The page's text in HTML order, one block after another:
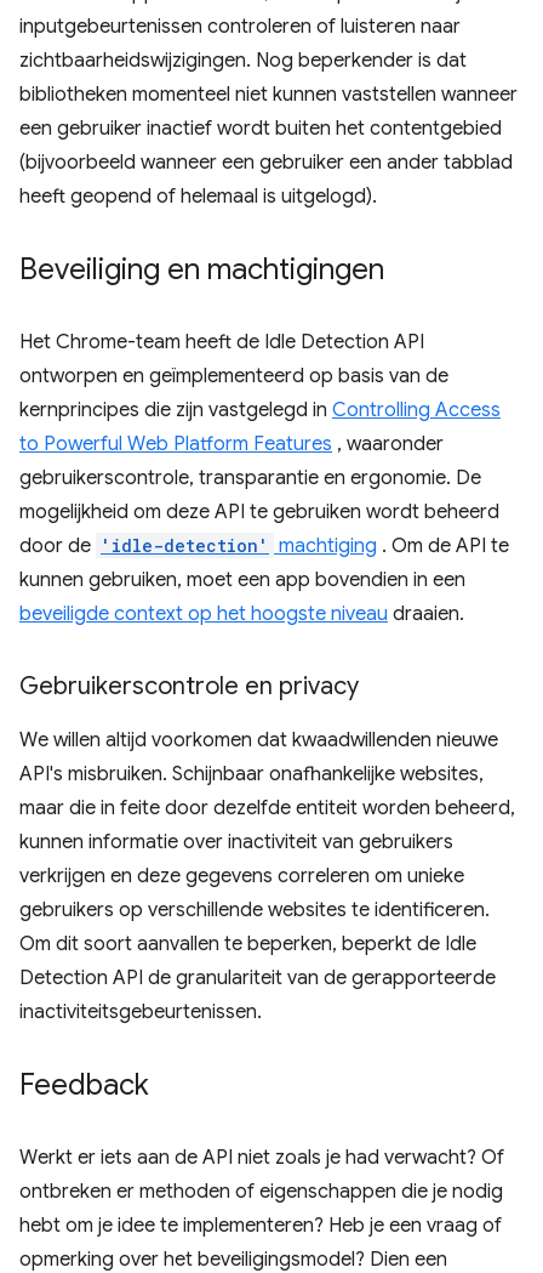
inputgebeurtenissen controleren of luisteren naar
zichtbaarheidswijzigingen. Nog beperkender is dat
bibliotheken momenteel niet kunnen vaststellen wanneer
een gebruiker inactief wordt buiten het contentgebied
(bijvoorbeeld wanneer een gebruiker een ander tabblad
heeft geopend of helemaal is uitgelogd).
Beveiliging en machtigingen
Het Chrome-team heeft de Idle Detection API
ontworpen en geïmplementeerd op basis van de
kernprincipes die zijn vastgelegd in Controlling Access
to Powerful Web Platform Features , waaronder
gebruikerscontrole, transparantie en ergonomie. De
mogelijkheid om deze API te gebruiken wordt beheerd
door de 'idle-detection' machtiging . Om de API te
kunnen gebruiken, moet een app bovendien in een
beveiligde context op het hoogste niveau draaien.
Gebruikerscontrole en privacy
We willen altijd voorkomen dat kwaadwillenden nieuwe
API's misbruiken. Schijnbaar onafhankelijke websites,
maar die in feite door dezelfde entiteit worden beheerd,
kunnen informatie over inactiviteit van gebruikers
verkrijgen en deze gegevens correleren om unieke
gebruikers op verschillende websites te identificeren.
Om dit soort aanvallen te beperken, beperkt de Idle
Detection API de granulariteit van de gerapporteerde
inactiviteitsgebeurtenissen.
Feedback
Werkt er iets aan de API niet zoals je had verwacht? Of
ontbreken er methoden of eigenschappen die je nodig
hebt om je idee te implementeren? Heb je een vraag of
opmerking over het beveiligingsmodel? Dien een